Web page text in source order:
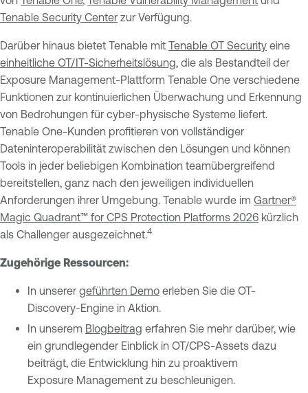
Tenable Security Center zur Verfügung.
Darüber hinaus bietet Tenable mit Tenable OT Security eine
einheitliche OT/IT-Sicherheitslösung , die als Bestandteil der
Exposure Management-Plattform Tenable One verschiedene
Funktionen zur kontinuierlichen Überwachung und Erkennung
von Bedrohungen für cyber-physische Systeme liefert.
Tenable One-Kunden profitieren von vollständiger
Dateninteroperabilität zwischen den Lösungen und können
Tools in jeder beliebigen Kombination teamübergreifend
bereitstellen, ganz nach den jeweiligen individuellen
Anforderungen ihrer Umgebung. Tenable wurde im Gartner®
Magic Quadrant™ for CPS Protection Platforms 2026 kürzlich
als Challenger ausgezeichnet. 4
Zugehörige Ressourcen:
In unserer geführten Demo erleben Sie die OT-
Discovery-Engine in Aktion.
In unserem Blogbeitrag erfahren Sie mehr darüber, wie
ein grundlegender Einblick in OT/CPS-Assets dazu
beiträgt, die Entwicklung hin zu proaktivem
Exposure Management zu beschleunigen.